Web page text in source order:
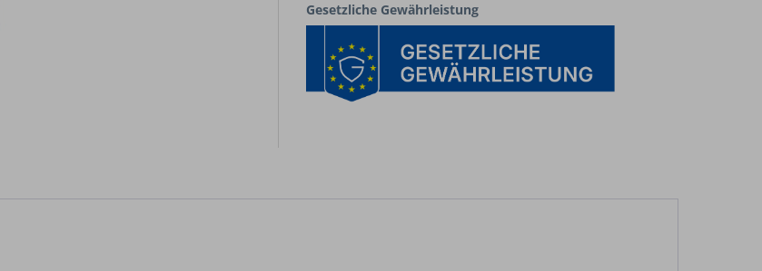
Gesetzliche Gewährleistung